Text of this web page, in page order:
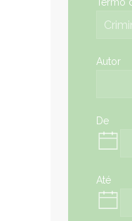
Autor
De
Até